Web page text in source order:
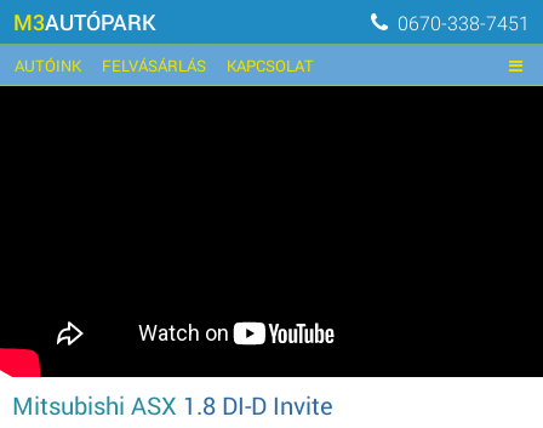
M3AUTÓPARK 0670-338-7451
AUTÓINK FELVÁSÁRLÁS KAPCSOLAT
Mitsubishi ASX 1.8 DI-D Invite